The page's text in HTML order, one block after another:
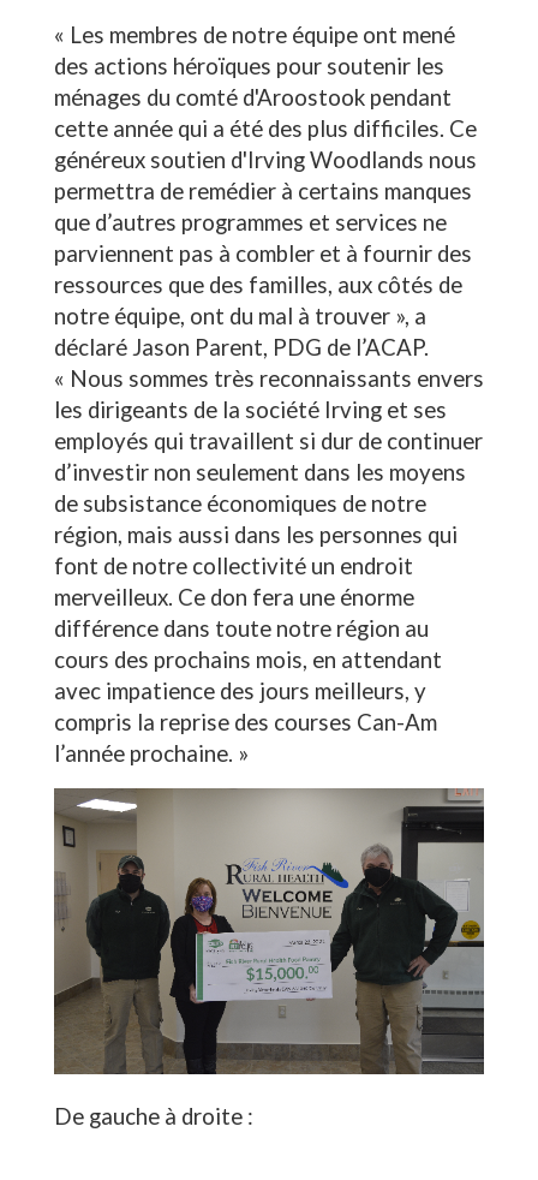
« Les membres de notre équipe ont mené
des actions héroïques pour soutenir les
ménages du comté d'Aroostook pendant
cette année qui a été des plus difficiles. Ce
généreux soutien d'Irving Woodlands nous
permettra de remédier à certains manques
que d’autres programmes et services ne
parviennent pas à combler et à fournir des
ressources que des familles, aux côtés de
notre équipe, ont du mal à trouver », a
déclaré Jason Parent, PDG de l’ACAP.
« Nous sommes très reconnaissants envers
les dirigeants de la société Irving et ses
employés qui travaillent si dur de continuer
d’investir non seulement dans les moyens
de subsistance économiques de notre
région, mais aussi dans les personnes qui
font de notre collectivité un endroit
merveilleux. Ce don fera une énorme
différence dans toute notre région au
cours des prochains mois, en attendant
avec impatience des jours meilleurs, y
compris la reprise des courses Can-Am
l’année prochaine. »
De gauche à droite :